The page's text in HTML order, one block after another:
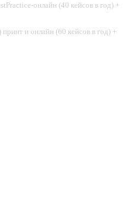
онлайн (40 кейсов в год) +
и онлайн (60 кейсов в год) +